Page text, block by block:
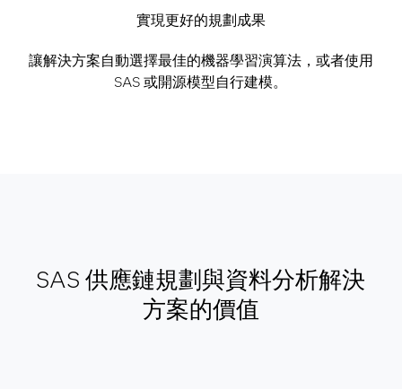
實現更好的規劃成果
讓解決方案自動選擇最佳的機器學習演算法，或者使用
SAS 或開源模型自行建模。
SAS 供應鏈規劃與資料分析解決
方案的價值